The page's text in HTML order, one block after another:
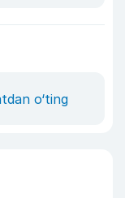
o‘ting